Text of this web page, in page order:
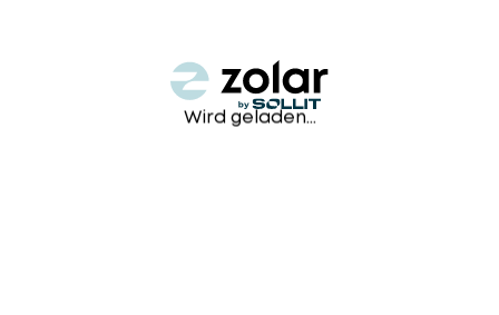
Wird geladen...